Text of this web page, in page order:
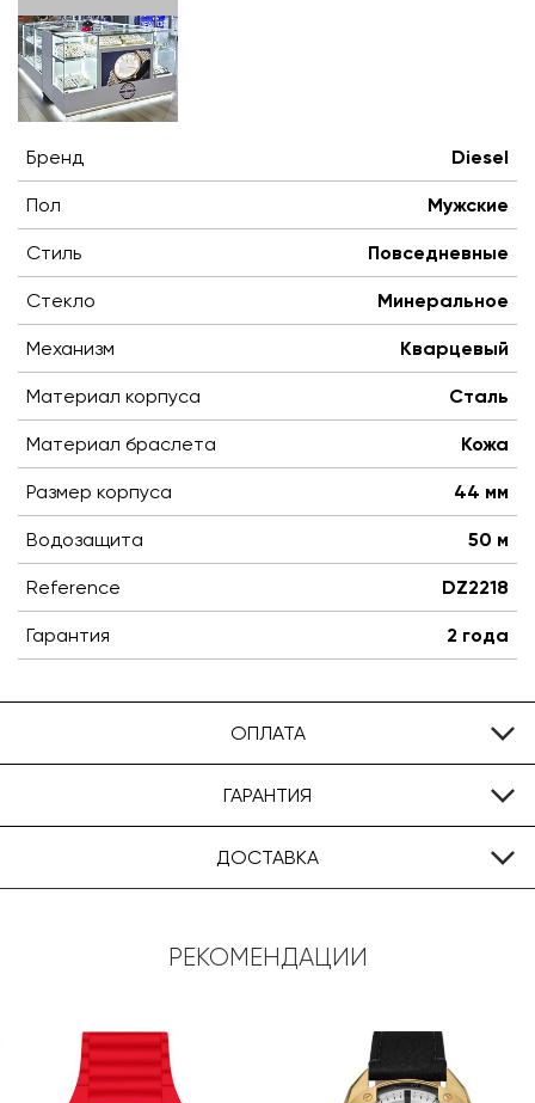
Бренд Diesel
Пол Мужские
Стиль Повседневные
Стекло Минеральное
Механизм Кварцевый
Материал корпуса Сталь
Материал браслета Кожа
Размер корпуса 44 мм
Водозащита 50 м
Reference DZ2218
Гарантия 2 года
ОПЛАТА
ГАРАНТИЯ
ДОСТАВКА
РЕКОМЕНДАЦИИ